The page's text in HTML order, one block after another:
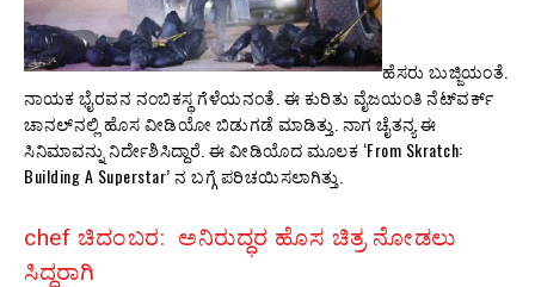
ಹೆಸರು ಬುಜ್ಜಿಯಂತೆ.
ನಾಯಕ ಭೈರವನ ನಂಬಿಕಸ್ಥ ಗೆಳೆಯನಂತೆ. ಈ ಕುರಿತು ವೈಜಯಂತಿ ನೆಟ್‍ವರ್ಕ್
ಚಾನಲ್‍ನಲ್ಲಿ ಹೊಸ ವೀಡಿಯೋ ಬಿಡುಗಡೆ ಮಾಡಿತ್ತು. ನಾಗ ಚೈತನ್ಯ ಈ
ಸಿನಿಮಾವನ್ನು ನಿರ್ದೇಶಿಸಿದ್ದಾರೆ. ಈ ವೀಡಿಯೊದ ಮೂಲಕ ‘From Skratch:
Building A Superstar’ ನ ಬಗ್ಗೆ ಪರಿಚಯಿಸಲಾಗಿತ್ತು.
chef ಚಿದಂಬರ: ಅನಿರುದ್ಧರ ಹೊಸ ಚಿತ್ರ ನೋಡಲು
ಸಿದ್ಧರಾಗಿ